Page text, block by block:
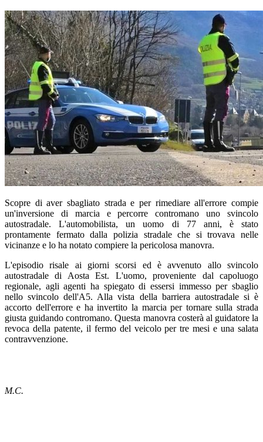
Scopre di aver sbagliato strada e per rimediare all'errore compie
un'inversione di marcia e percorre contromano uno svincolo
autostradale. L'automobilista, un uomo di 77 anni, è stato
prontamente fermato dalla polizia stradale che si trovava nelle
vicinanze e lo ha notato compiere la pericolosa manovra.
L'episodio risale ai giorni scorsi ed è avvenuto allo svincolo
autostradale di Aosta Est. L'uomo, proveniente dal capoluogo
regionale, agli agenti ha spiegato di essersi immesso per sbaglio
nello svincolo dell'A5. Alla vista della barriera autostradale si è
accorto dell'errore e ha invertito la marcia per tornare sulla strada
giusta guidando contromano. Questa manovra costerà al guidatore la
revoca della patente, il fermo del veicolo per tre mesi e una salata
contravvenzione.
M.C.